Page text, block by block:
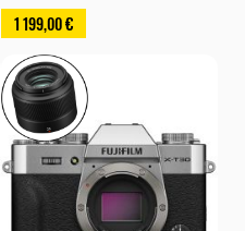
1 199,00 €